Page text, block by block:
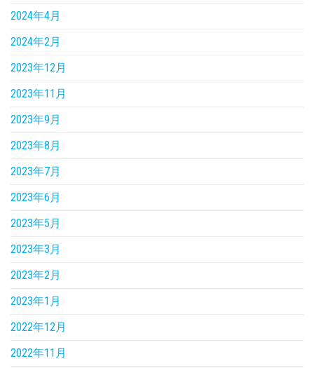
2024年4月
2024年2月
2023年12月
2023年11月
2023年9月
2023年8月
2023年7月
2023年6月
2023年5月
2023年3月
2023年2月
2023年1月
2022年12月
2022年11月